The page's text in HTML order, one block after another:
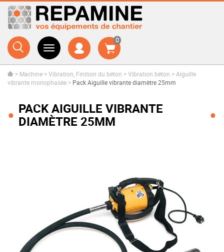
0
> Machine >Vibration, Finition du béton >Vibration béton > Aiguille
vibrante monophasée > Pack Aiguille vibrante diamètre 25mm
PACK AIGUILLE VIBRANTE
DIAMÈTRE 25MM